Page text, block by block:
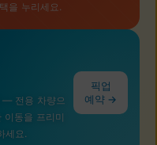
을 누리세요.
— 전용 차량으
이동을 프리미
세요.
픽업
예약 →